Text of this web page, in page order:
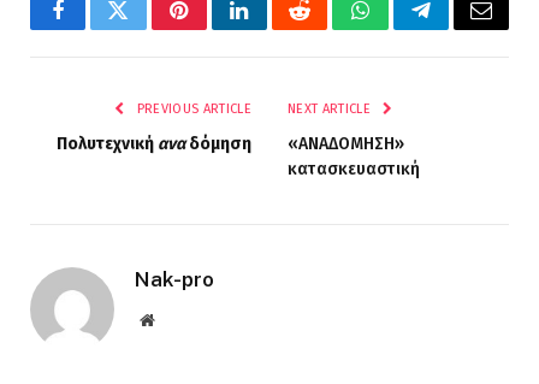
FacebookTwitterPinterestLinkedInRedditWhatsAppTelegramEmail
PREVIOUS ARTICLE
Πολυτεχνική αναδόμηση
NEXT ARTICLE
«ΑΝΑΔΟΜΗΣΗ»
κατασκευαστική
Nak-pro
Website